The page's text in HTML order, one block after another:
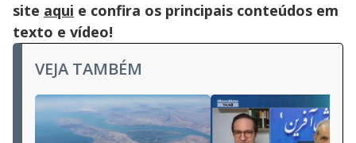
site aqui e confira os principais conteúdos em
texto e vídeo!
VEJA TAMBÉM